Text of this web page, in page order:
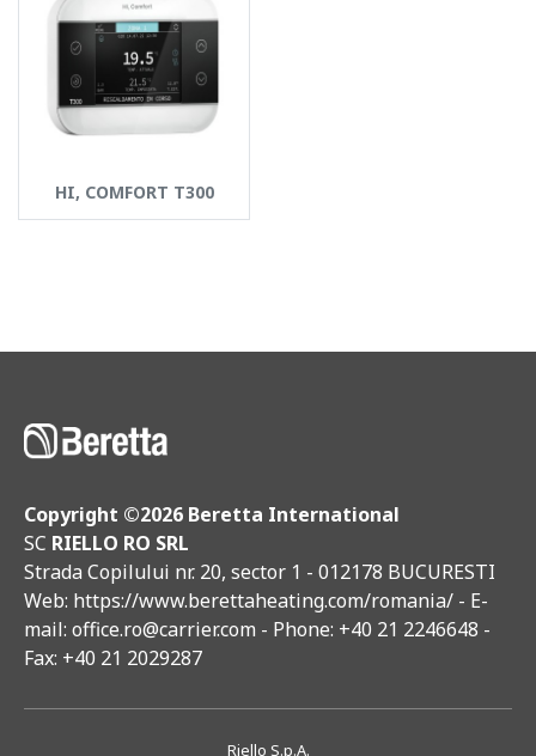
HI, COMFORT T300
Copyright ©2026 Beretta International
SC RIELLO RO SRL
Strada Copilului nr. 20, sector 1 - 012178 BUCURESTI
Web: https://www.berettaheating.com/romania/ - E-
mail: office.ro@carrier.com - Phone: +40 21 2246648 -
Fax: +40 21 2029287
Riello S.p.A.